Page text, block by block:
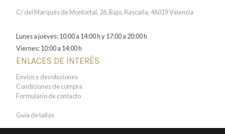
C/ del Marqués de Montortal, 26, Bajo, Rascaña, 46019 Valencia
Lunes a jueves: 10:00 a 14:00 h y 17:00 a 20:00 h
Viernes: 10:00 a 14:00 h
ENLACES DE INTERÉS
Envíos y devoluciones
Condiciones de compra
Formulario de contacto
Guía de tallas